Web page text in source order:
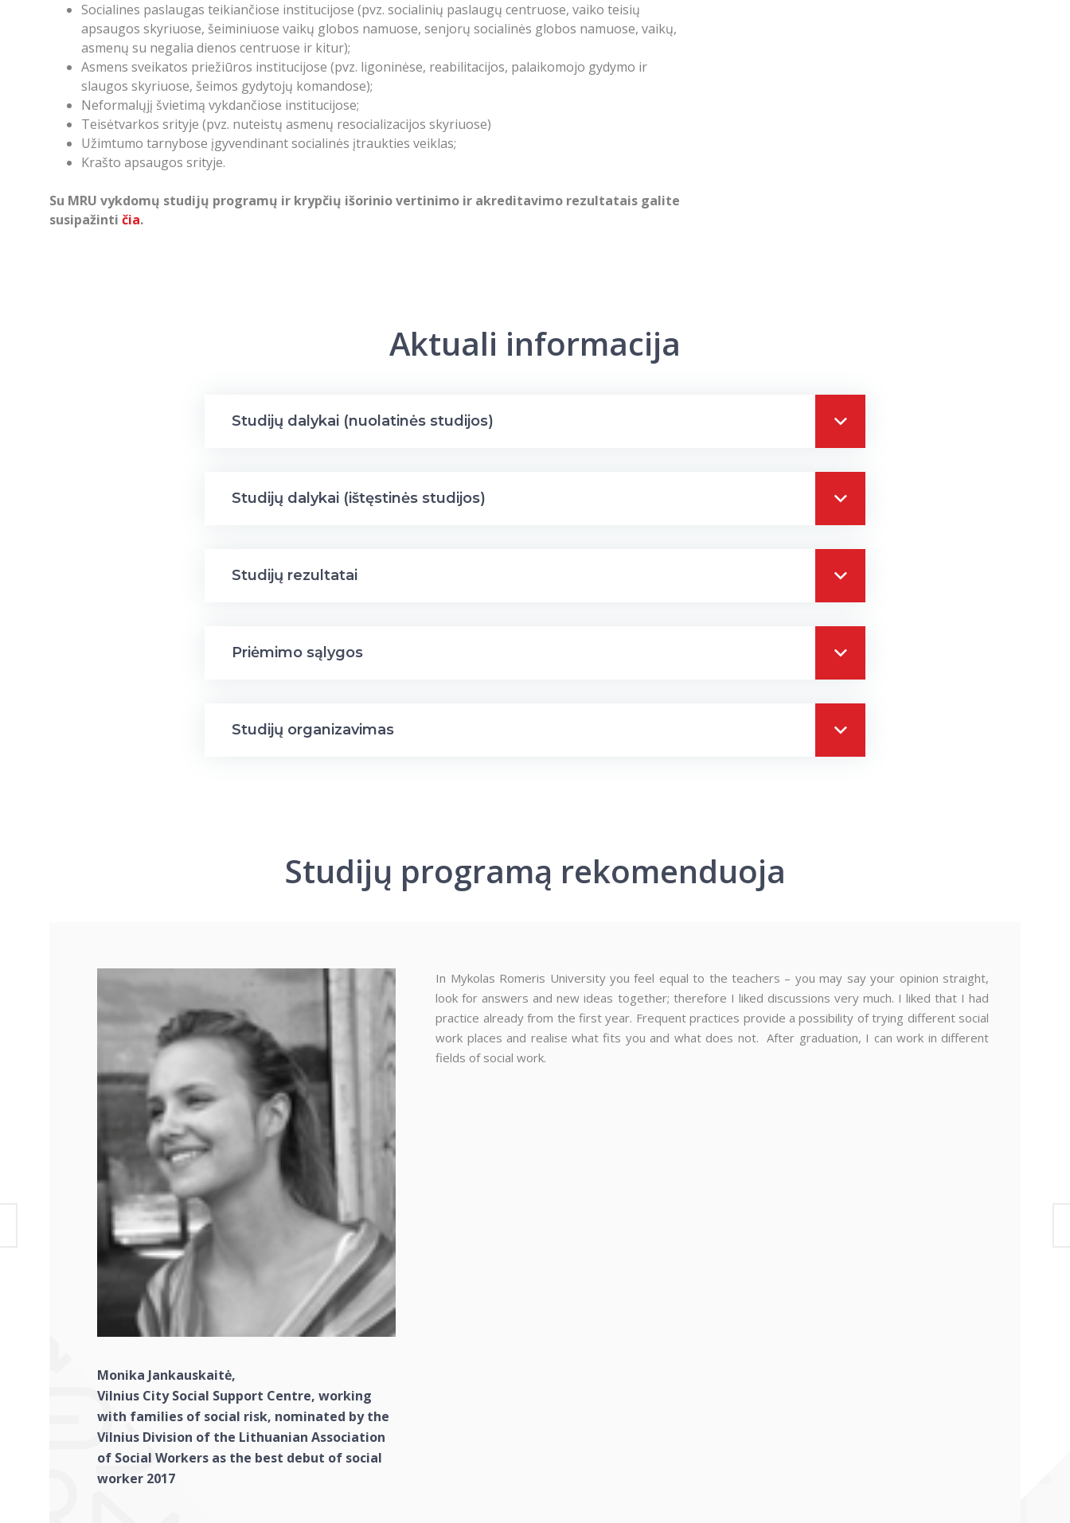
Socialines paslaugas teikiančiose institucijose (pvz. socialinių paslaugų centruose, vaiko teisių
apsaugos skyriuose, šeiminiuose vaikų globos namuose, senjorų socialinės globos namuose, vaikų,
asmenų su negalia dienos centruose ir kitur);
Asmens sveikatos priežiūros institucijose (pvz. ligoninėse, reabilitacijos, palaikomojo gydymo ir
slaugos skyriuose, šeimos gydytojų komandose);
Neformalųjį švietimą vykdančiose institucijose;
Teisėtvarkos srityje (pvz. nuteistų asmenų resocializacijos skyriuose)
Užimtumo tarnybose įgyvendinant socialinės įtraukties veiklas;
Krašto apsaugos srityje.
Su MRU vykdomų studijų programų ir krypčių išorinio vertinimo ir akreditavimo rezultatais galite
susipažinti čia.
Aktuali informacija
Studijų dalykai (nuolatinės studijos)
Studijų dalykai (ištęstinės studijos)
Studijų rezultatai
Priėmimo sąlygos
Studijų organizavimas
Studijų programą rekomenduoja
Monika Jankauskaitė,
Vilnius City Social Support Centre, working
with families of social risk, nominated by the
Vilnius Division of the Lithuanian Association
of Social Workers as the best debut of social
worker 2017
In Mykolas Romeris University you feel equal to the teachers – you may say your opinion straight,
look for answers and new ideas together; therefore I liked discussions very much. I liked that I had
practice already from the first year. Frequent practices provide a possibility of trying different social
work places and realise what fits you and what does not. After graduation, I can work in different
fields of social work.